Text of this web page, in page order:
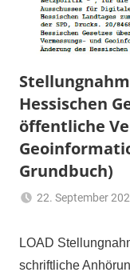
Hessischen
öffentliche
Grundbuch)
22. September
LOAD
schriftliche